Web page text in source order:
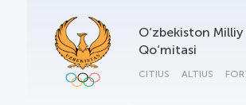
O‘zbekiston
Qo‘mitasi
CITIUS ALTIUS
OLYMPCHIK AI - yordamchi
Onlayn · olympic.uz